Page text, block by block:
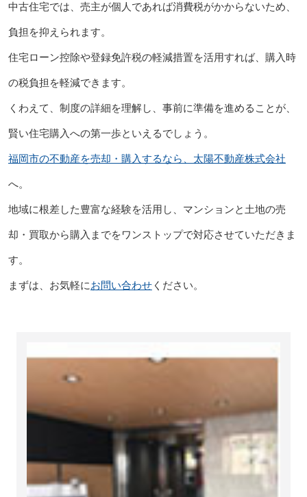
中古住宅では、売主が個人であれば消費税がかからないため、
負担を抑えられます。
住宅ローン控除や登録免許税の軽減措置を活用すれば、購入時
の税負担を軽減できます。
くわえて、制度の詳細を理解し、事前に準備を進めることが、
賢い住宅購入への第一歩といえるでしょう。
福岡市の不動産を売却・購入するなら、太陽不動産株式会社
へ。
地域に根差した豊富な経験を活用し、マンションと土地の売
却・買取から購入までをワンストップで対応させていただきま
す。
まずは、お気軽にお問い合わせください。